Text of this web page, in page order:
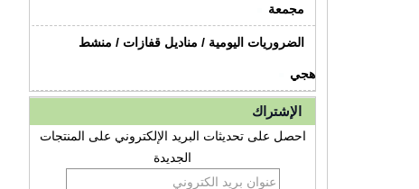
مجمعة
الضروريات اليومية / مناديل قفازات / منشط
هجي
الإشتراك
احصل على تحديثات البريد الإلكتروني على المنتجات
الجديدة